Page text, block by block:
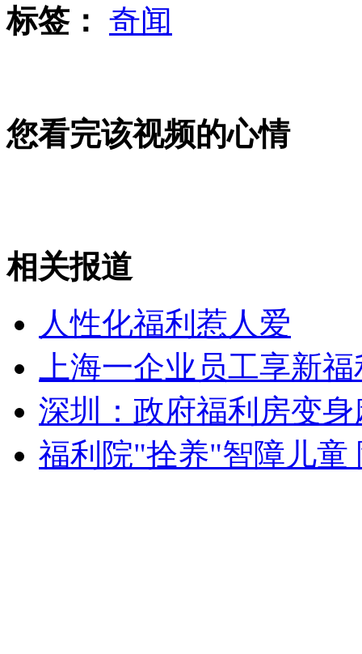
俄罗斯未来十年强军 雄心勃勃
山西运城恶犬咬伤多人 警民合力深夜将其击毙
女孩北京地铁殴打老人 痛下狠手拳打脚踢
无痛分娩是否安全 医生回应
标签： 奇闻
您看完该视频的心情
相关报道
人性化福利惹人爱
上海一企业员工享新
深圳：政府福利房变
福利院"拴养"智障儿童